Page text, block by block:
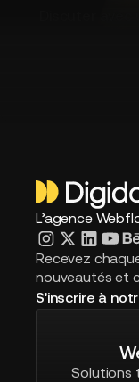
Discuter avec
L’agence
Recevez
nouveautés et
S'inscrire à
Solutions